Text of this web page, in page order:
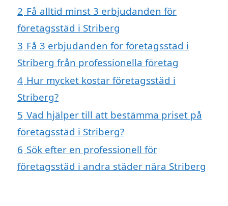
2 Få alltid minst 3 erbjudanden för
företagsstäd i Striberg
3 Få 3 erbjudanden för företagsstäd i
Striberg från professionella företag
4 Hur mycket kostar företagsstäd i
Striberg?
5 Vad hjälper till att bestämma priset på
företagsstäd i Striberg?
6 Sök efter en professionell för
företagsstäd i andra städer nära Striberg